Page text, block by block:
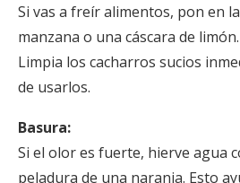
Si vas a freír alimentos, pon en
manzana o una cáscara de limón.
Limpia los cacharros sucios
de usarlos.
Basura:
Si el olor es fuerte, hierve agua
peladura de una naranja. Esto